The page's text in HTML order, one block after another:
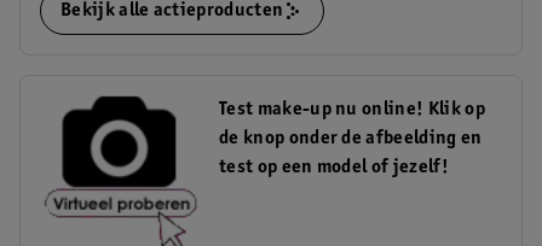
Bekijk alle actieproducten
Test make-up nu online! Klik op
de knop onder de afbeelding en
test op een model of jezelf!